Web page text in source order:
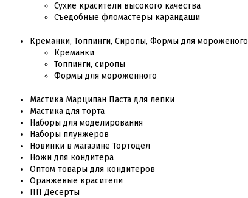
Сухие красители высокого качества
Съедобные фломастеры карандаши
Креманки, Топпинги, Сиропы, Формы для мороженого
Креманки
Топпинги, сиропы
Формы для мороженного
Мастика Марципан Паста для лепки
Мастика для торта
Наборы для моделирования
Наборы плунжеров
Новинки в магазине Тортодел
Ножи для кондитера
Оптом товары для кондитеров
Оранжевые красители
ПП Десерты